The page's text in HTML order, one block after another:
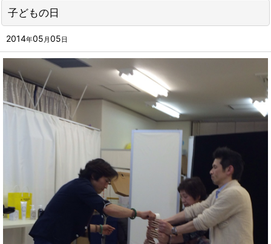
子どもの日
2014年05 月 05 日